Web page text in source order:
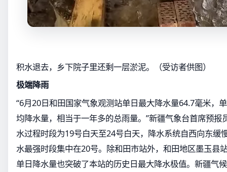
积水退去，乡下院子里还剩一层淤泥。（受访者供图）
极端降雨
“6月20日和田国家气象观测站单日最大降水量64.7毫米，
均降水量，相当于一年多的总雨量。”新疆气象台首席预报
水过程时段为19号白天至24号白天，降水系统自西向东缓
水最强时段集中在20号。除和田市站外，和田地区墨玉县
单日降水量也突破了本站的历史日最大降水极值。新疆气